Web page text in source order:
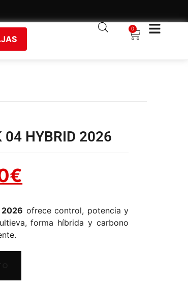
0
04 HYBRID 2026
€
2026 ofrece control, potencia y
forma híbrida y carbono